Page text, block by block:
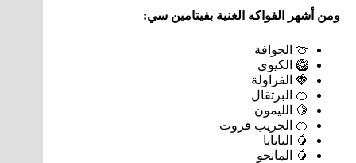
ومن أشهر الفواكه الغنية بفيتامين سي:
🍈 الجوافة
🥝 الكيوي
🍓 الفراولة
🍊 البرتقال
🍋 الليمون
🍊 الجريب فروت
🥭 البابايا
🥭 المانجو